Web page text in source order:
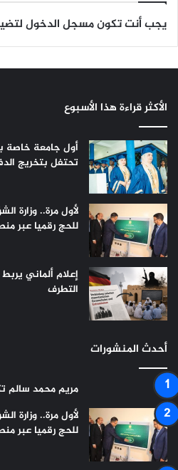
يجب أنت تكونمسجل الدخول
الأكثر قراءة هذا الأسبوع
أول جامعة خاصة
تحتفل بتخريج الدفعة 23 من
لأول مرة.. وزارة
للحج رقميا عبر
إعلام ألماني
التطرف
أحدث المنشورات
مريم محمد سالم
لأول مرة.. وزارة
للحج رقميا عبر